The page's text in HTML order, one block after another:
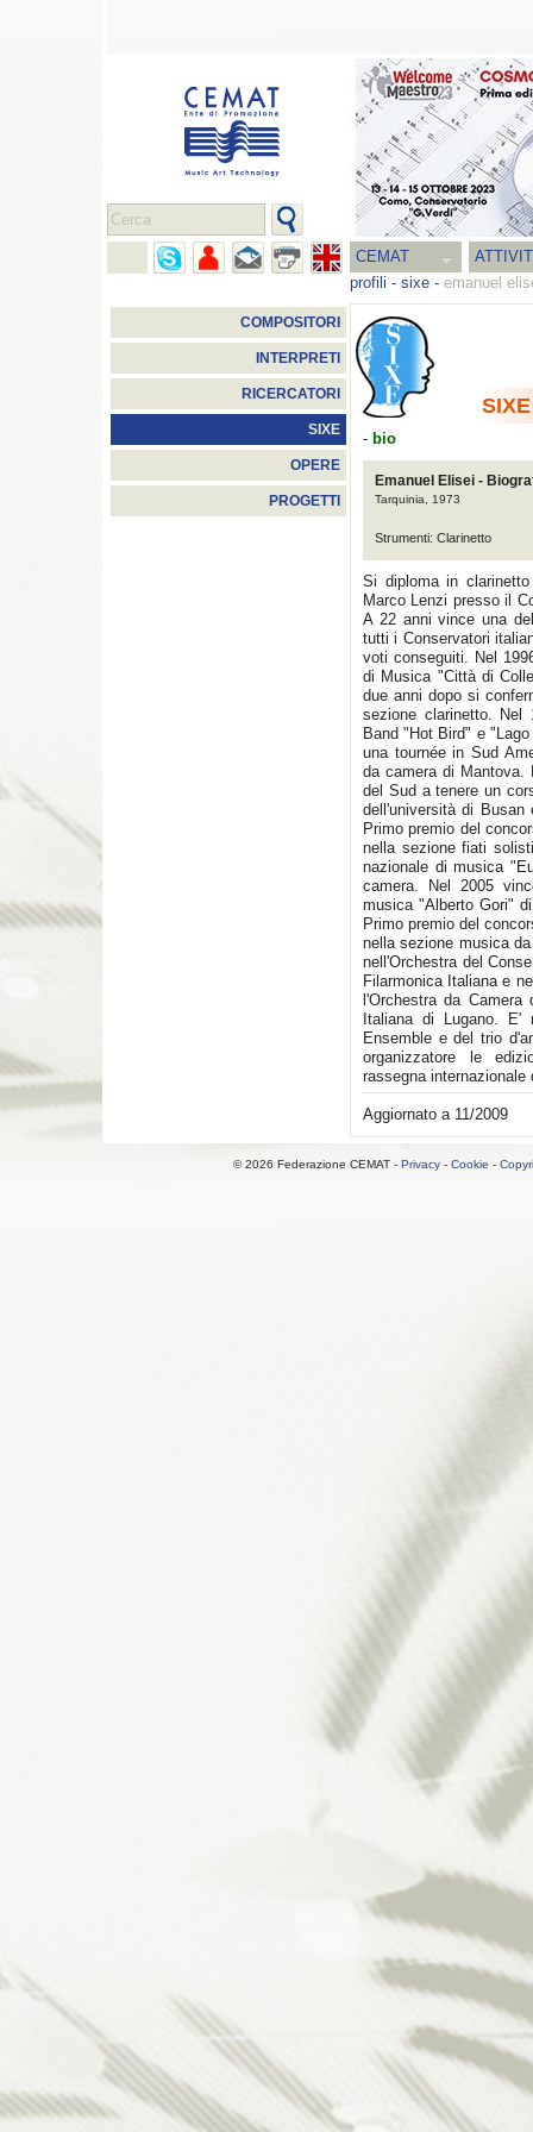
CEMAT
profili - sixe - emanuel
COMPOSITORI
INTERPRETI
RICERCATORI
SIXE
OPERE
PROGETTI
SIXE
- bio
Emanuel Elisei -
Tarquinia, 1973
Strumenti: Clarinetto
Si diploma in
Marco Lenzi presso il
A 22 anni vince una
tutti i Conservatori
voti conseguiti. Nel
di Musica "Città di
due anni dopo si
sezione clarinetto.
Band "Hot Bird" e
una tournée in Sud
da camera di Mantova.
del Sud a tenere un
dell'università di Busan
Primo premio del
nella sezione fiati
nazionale di musica
camera. Nel 2005
musica "Alberto Gori"
Primo premio del
nella sezione musica
nell'Orchestra del
Filarmonica Italiana e
l'Orchestra da
Italiana di Lugano. E'
Ensemble e del trio
organizzatore le
rassegna
Aggiornato a 11/2009
© 2026 Federazione CEMAT - Privacy- Cookie -